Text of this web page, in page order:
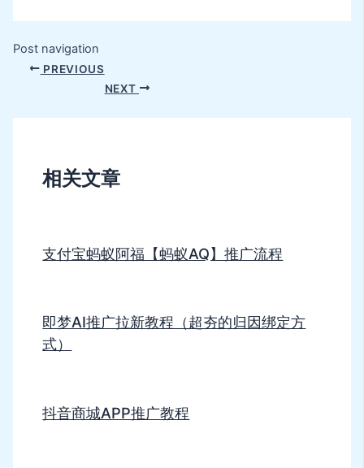
Post navigation
PREVIOUS
NEXT
相关文章
支付宝蚂蚁阿福【蚂蚁AQ】推广流程
即梦AI推广拉新教程（超夯的归因绑定方
式）
抖音商城APP推广教程